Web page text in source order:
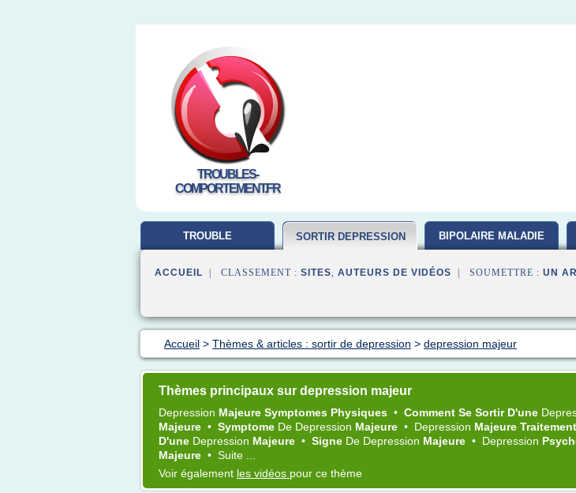
TROUBLES-
COMPORTEMENT.FR
TROUBLE SORTIR DEPRESSION BIPOLAIRE MALADIE
ACCUEIL | CLASSEMENT : SITES, AUTEURS DE VIDÉOS | SOUMETTRE : UN
Accueil > Thèmes & articles : sortir de depression > depression majeur
Thèmes principaux sur depression majeur
Depression Majeure Symptomes Physiques • Comment Se Sortir D'une
Majeure • Symptome De Depression Majeure • Depression Majeure Traitement
D'une Depression Majeure • Signe De Depression Majeure • Depression
Majeure • Suite ...
Voir également les vidéos pour ce thème